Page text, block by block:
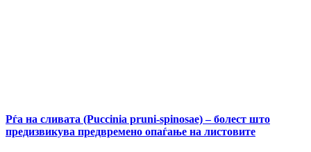
Рѓа на сливата (Puccinia pruni-spinosae) – болест што
предизвикува предвремено опаѓање на листовите